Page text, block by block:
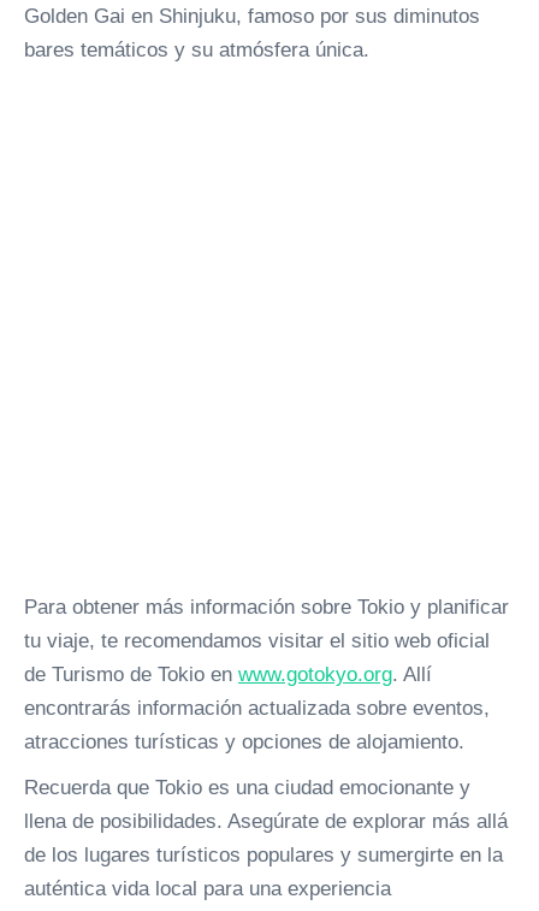
Golden Gai en Shinjuku, famoso por sus diminutos
bares temáticos y su atmósfera única.
Para obtener más información sobre Tokio y planificar
tu viaje, te recomendamos visitar el sitio web oficial
de Turismo de Tokio en www.gotokyo.org. Allí
encontrarás información actualizada sobre eventos,
atracciones turísticas y opciones de alojamiento.
Recuerda que Tokio es una ciudad emocionante y
llena de posibilidades. Asegúrate de explorar más allá
de los lugares turísticos populares y sumergirte en la
auténtica vida local para una experiencia